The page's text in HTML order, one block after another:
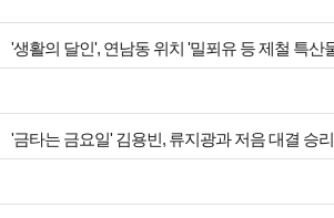
'금타는 금요일' 김용빈, 류지광과 저음 대결 승리